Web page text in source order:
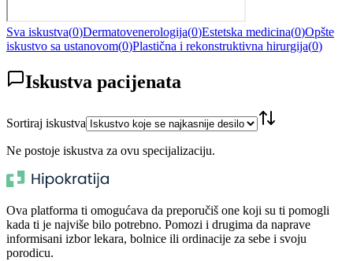
Sva iskustva(0)Dermatovenerologija(0)Estetska medicina(0)Opšte
iskustvo sa ustanovom(0)Plastična i rekonstruktivna hirurgija(0)
Iskustva pacijenata
Sortiraj iskustva
Ne postoje iskustva za ovu specijalizaciju.
Ova platforma ti omogućava da preporučiš one koji su ti pomogli
kada ti je najviše bilo potrebno. Pomozi i drugima da naprave
informisani izbor lekara, bolnice ili ordinacije za sebe i svoju
porodicu.